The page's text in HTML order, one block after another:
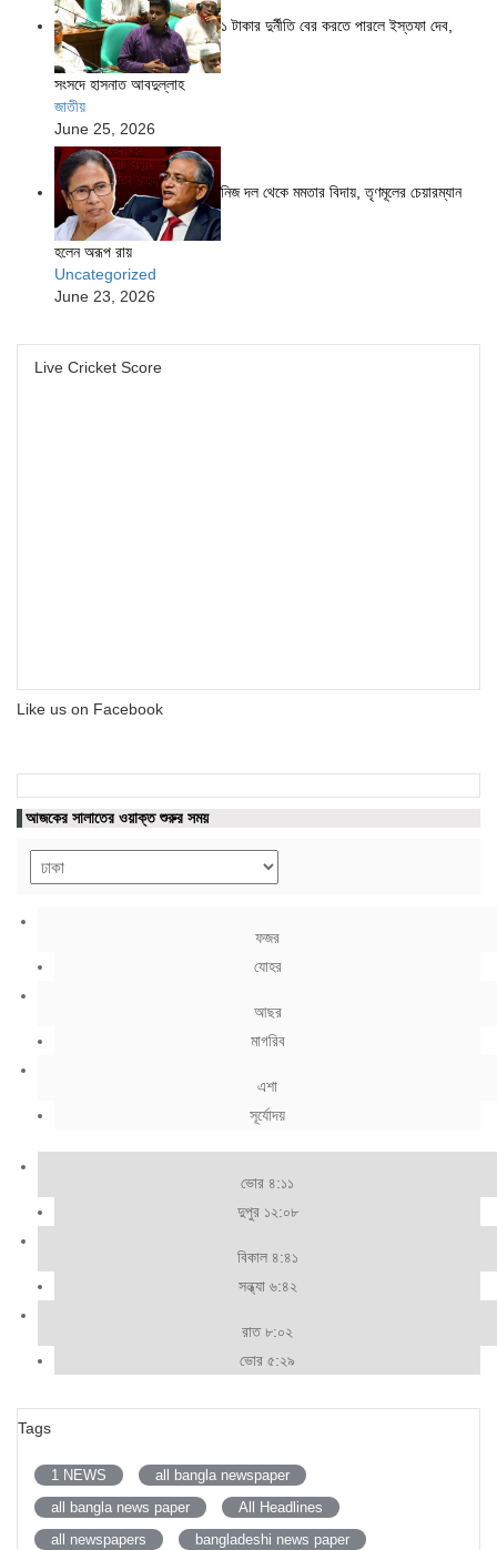
১ টাকার দুর্নীতি বের করতে পারলে ইস্তফা দেব,
সংসদে হাসনাত আবদুল্লাহ
জাতীয়
June 25, 2026
নিজ দল থেকে মমতার বিদায়, তৃণমূলের চেয়ারম্যান
হলেন অরূপ রায়
Uncategorized
June 23, 2026
Live Cricket Score
Like us on Facebook
আজকের সালাতের ওয়াক্ত শুরুর সময়
ফজর
যোহর
আছর
মাগরিব
এশা
সূর্যোদয়
ভোর ৪:১১
দুপুর ১২:০৮
বিকাল ৪:৪১
সন্ধ্যা ৬:৪২
রাত ৮:০২
ভোর ৫:২৯
Tags
1 NEWS
all bangla newspaper
all bangla news paper
All Headlines
all newspapers
bangladeshi news paper